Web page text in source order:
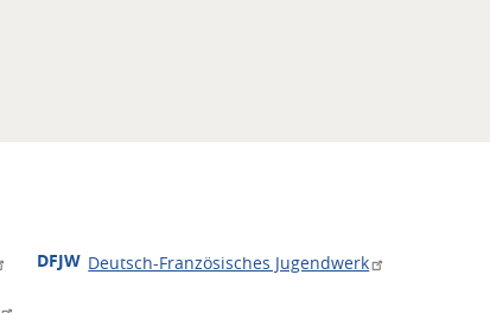
DFJW Deutsch-Französisches Jugendwerk